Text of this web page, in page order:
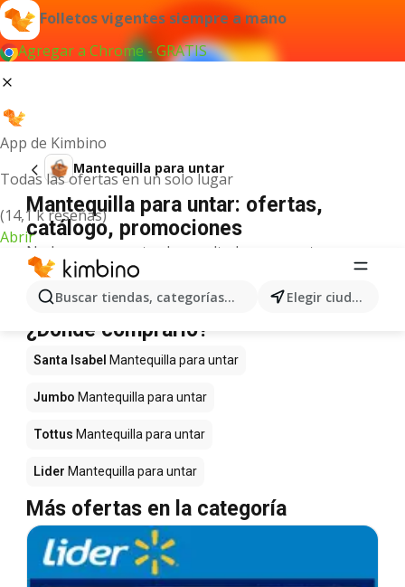
Folletos vigentes siempre a mano
Agregar a Chrome - GRATIS
App de Kimbino
Todas las ofertas en un solo lugar
(14,1 k reseñas)
Abrir
Buscar tiendas, categorías, productos... Elegir ciudad
Mantequilla para untar
Mantequilla para untar: ofertas,
catálogo, promociones
No hemos encontrado resultados para este
término.
Mantequilla para untar en oferta -
¿Dónde comprarlo?
Santa Isabel Mantequilla para untar
Jumbo Mantequilla para untar
Tottus Mantequilla para untar
Lider Mantequilla para untar
Más ofertas en la categoría